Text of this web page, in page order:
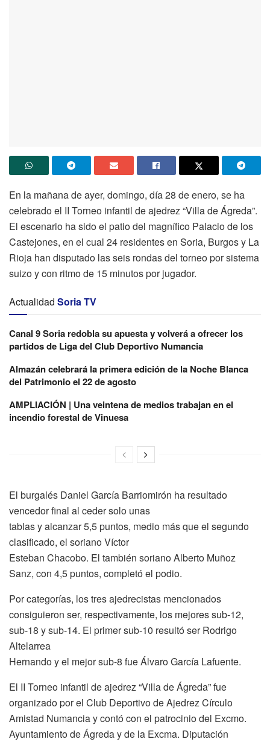
En la mañana de ayer, domingo, día 28 de enero, se ha
celebrado el II Torneo infantil de ajedrez “Villa de Ágreda”.
El escenario ha sido el patio del magnífico Palacio de los
Castejones, en el cual 24 residentes en Soria, Burgos y La
Rioja han disputado las seis rondas del torneo por sistema
suizo y con ritmo de 15 minutos por jugador.
Actualidad Soria TV
Canal 9 Soria redobla su apuesta y volverá a ofrecer los
partidos de Liga del Club Deportivo Numancia
Almazán celebrará la primera edición de la Noche Blanca
del Patrimonio el 22 de agosto
AMPLIACIÓN | Una veintena de medios trabajan en el
incendio forestal de Vinuesa
El burgalés Daniel García Barriomirón ha resultado
vencedor final al ceder solo unas
tablas y alcanzar 5,5 puntos, medio más que el segundo
clasificado, el soriano Víctor
Esteban Chacobo. El también soriano Alberto Muñoz
Sanz, con 4,5 puntos, completó el podio.
Por categorías, los tres ajedrecistas mencionados
consiguieron ser, respectivamente, los mejores sub-12,
sub-18 y sub-14. El primer sub-10 resultó ser Rodrigo
Altelarrea
Hernando y el mejor sub-8 fue Álvaro García Lafuente.
El II Torneo infantil de ajedrez “Villa de Ágreda” fue
organizado por el Club Deportivo de Ajedrez Círculo
Amistad Numancia y contó con el patrocinio del Excmo.
Ayuntamiento de Ágreda y de la Excma. Diputación